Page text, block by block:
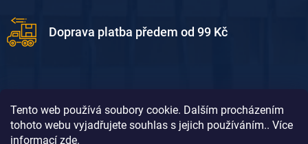
Tento web používá soubory cookie. Dalším procházením
tohoto webu vyjadřujete souhlas s jejich používáním.. Více
informací zde.
Doprava platba předem od 99 Kč